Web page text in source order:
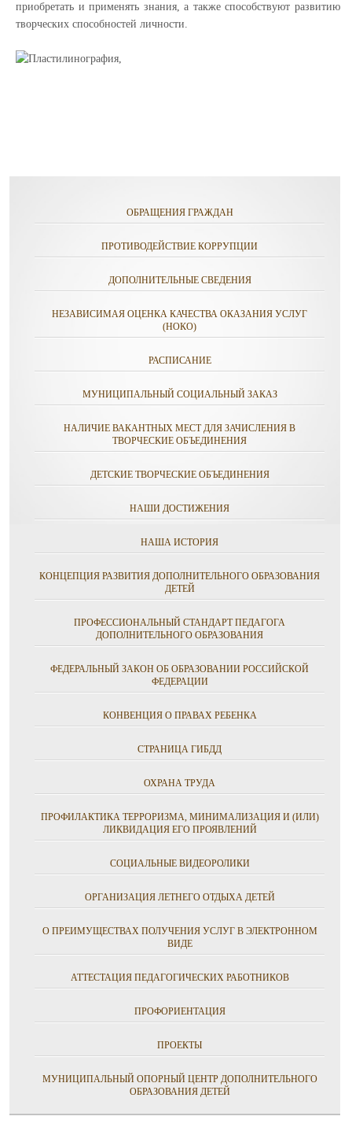
приобретать и применять знания, а также способствуют развитию
творческих способностей личности.
ОБРАЩЕНИЯ ГРАЖДАН
ПРОТИВОДЕЙСТВИЕ КОРРУПЦИИ
ДОПОЛНИТЕЛЬНЫЕ СВЕДЕНИЯ
НЕЗАВИСИМАЯ ОЦЕНКА КАЧЕСТВА ОКАЗАНИЯ УСЛУГ
(НОКО)
РАСПИСАНИЕ
МУНИЦИПАЛЬНЫЙ СОЦИАЛЬНЫЙ ЗАКАЗ
НАЛИЧИЕ ВАКАНТНЫХ МЕСТ ДЛЯ ЗАЧИСЛЕНИЯ В
ТВОРЧЕСКИЕ ОБЪЕДИНЕНИЯ
ДЕТСКИЕ ТВОРЧЕСКИЕ ОБЪЕДИНЕНИЯ
НАШИ ДОСТИЖЕНИЯ
НАША ИСТОРИЯ
КОНЦЕПЦИЯ РАЗВИТИЯ ДОПОЛНИТЕЛЬНОГО ОБРАЗОВАНИЯ
ДЕТЕЙ
ПРОФЕССИОНАЛЬНЫЙ СТАНДАРТ ПЕДАГОГА
ДОПОЛНИТЕЛЬНОГО ОБРАЗОВАНИЯ
ФЕДЕРАЛЬНЫЙ ЗАКОН ОБ ОБРАЗОВАНИИ РОССИЙСКОЙ
ФЕДЕРАЦИИ
КОНВЕНЦИЯ О ПРАВАХ РЕБЕНКА
СТРАНИЦА ГИБДД
ОХРАНА ТРУДА
ПРОФИЛАКТИКА ТЕРРОРИЗМА, МИНИМАЛИЗАЦИЯ И (ИЛИ)
ЛИКВИДАЦИЯ ЕГО ПРОЯВЛЕНИЙ
СОЦИАЛЬНЫЕ ВИДЕОРОЛИКИ
ОРГАНИЗАЦИЯ ЛЕТНЕГО ОТДЫХА ДЕТЕЙ
О ПРЕИМУЩЕСТВАХ ПОЛУЧЕНИЯ УСЛУГ В ЭЛЕКТРОННОМ
ВИДЕ
АТТЕСТАЦИЯ ПЕДАГОГИЧЕСКИХ РАБОТНИКОВ
ПРОФОРИЕНТАЦИЯ
ПРОЕКТЫ
МУНИЦИПАЛЬНЫЙ ОПОРНЫЙ ЦЕНТР ДОПОЛНИТЕЛЬНОГО
ОБРАЗОВАНИЯ ДЕТЕЙ